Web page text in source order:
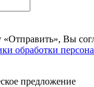
Вы
обработки
предложение